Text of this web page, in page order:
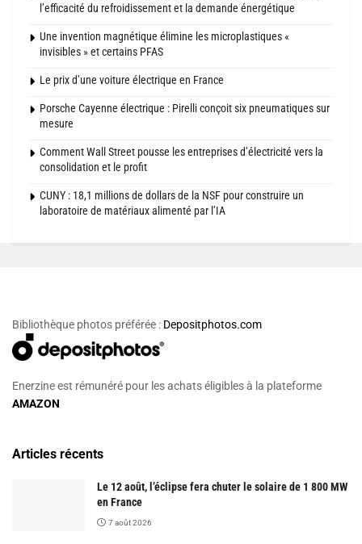
l’efficacité du refroidissement et la demande énergétique
Une invention magnétique élimine les microplastiques «
invisibles » et certains PFAS
Le prix d’une voiture électrique en France
Porsche Cayenne électrique : Pirelli conçoit six pneumatiques sur
mesure
Comment Wall Street pousse les entreprises d’électricité vers la
consolidation et le profit
CUNY : 18,1 millions de dollars de la NSF pour construire un
laboratoire de matériaux alimenté par l’IA
Bibliothèque photos préférée : Depositphotos.com
Enerzine est rémunéré pour les achats éligibles à la plateforme
AMAZON
Articles récents
Le 12 août, l’éclipse fera chuter le solaire de 1 800 MW
en France
7 août 2026